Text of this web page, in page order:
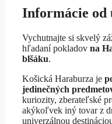
Informácie od
Vychutnajte si skvelý
hľadaní pokladov na
blšáku.
Košická Haraburza je
jedinečných
kuriozity, zberateľské
akýkoľvek iný tovar z
univerzálnou